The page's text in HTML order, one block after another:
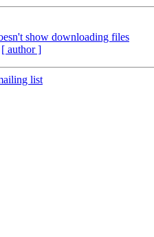
show downloading files
[ author ]
list